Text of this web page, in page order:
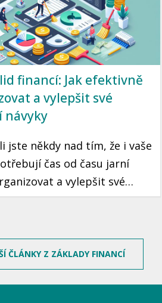
plánováním.
financí: Jak efektivně
a vylepšit své
návyky
jste někdy nad tím, že i vaše
čas od času jarní
a vylepšit své
je krok, který může
vám, jak na to jednoduše a
ČLÁNKY Z ZÁKLADY FINANCÍ